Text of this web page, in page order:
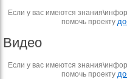
Если у вас имеются
помочь проекту
Видео
Если у вас имеются
помочь проекту